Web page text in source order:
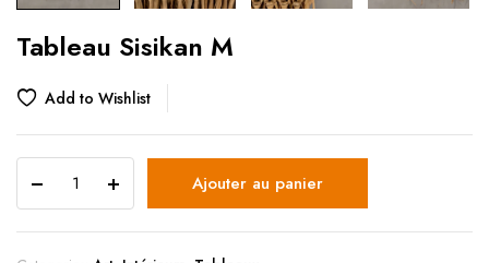
Tableau Sisikan M
Add to Wishlist
Ajouter au panier